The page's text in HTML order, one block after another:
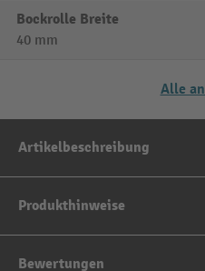
Bockrolle Breite
40 mm
Alle
Artikelbeschreibung
Produkthinweise
Bewertungen